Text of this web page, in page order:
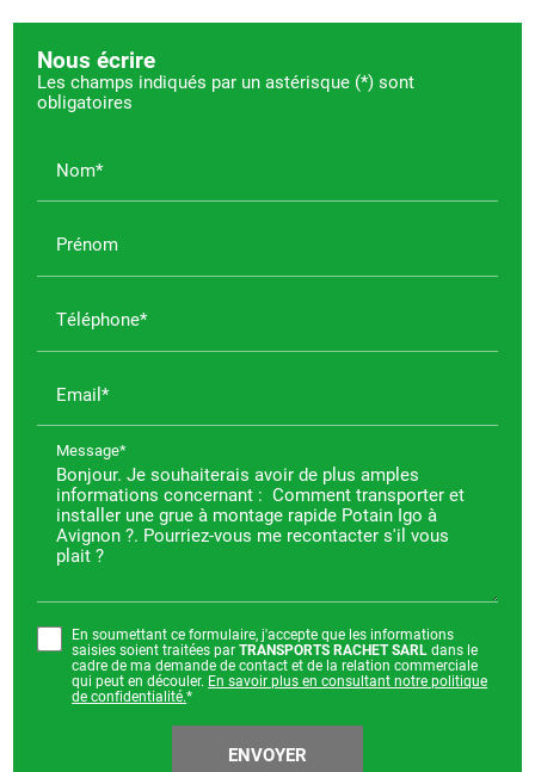
Nous écrire
Les champs indiqués par un astérisque (*) sont
obligatoires
Nom*
Prénom
Téléphone*
Email*
Message*
En soumettant ce formulaire, j'accepte que les informations
saisies soient traitées parTRANSPORTS RACHET SARLdans le
cadre de ma demande de contact et de la relation commerciale
qui peut en découler. En savoir plus en consultant notre politique
de confidentialité.*